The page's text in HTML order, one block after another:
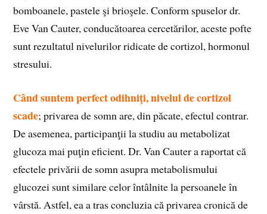
bomboanele, pastele şi brioşele. Conform spuselor dr.
Eve Van Cauter, conducătoarea cercetărilor, aceste pofte
sunt rezultatul nivelurilor ridicate de cortizol, hormonul
stresului.
Când suntem perfect odihniţi, nivelul de cortizol
scade; privarea de somn are, din păcate, efectul contrar.
De asemenea, participanţii la studiu au metabolizat
glucoza mai puţin eficient. Dr. Van Cauter a raportat că
efectele privării de somn asupra metabolismului
glucozei sunt similare celor întâlnite la persoanele în
vârstă. Astfel, ea a tras concluzia că privarea cronică de